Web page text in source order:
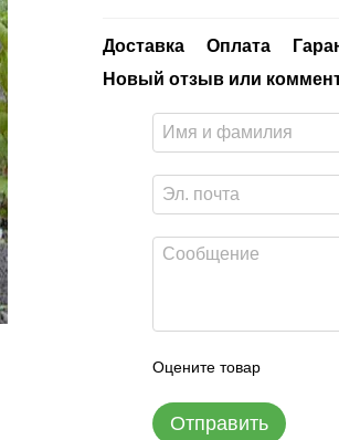
Доставка Оплата
Новый отзыв или
Оцените товар
Отправить